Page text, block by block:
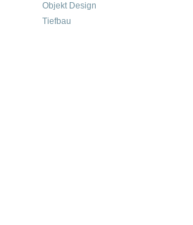
Objekt Design
Tiefbau